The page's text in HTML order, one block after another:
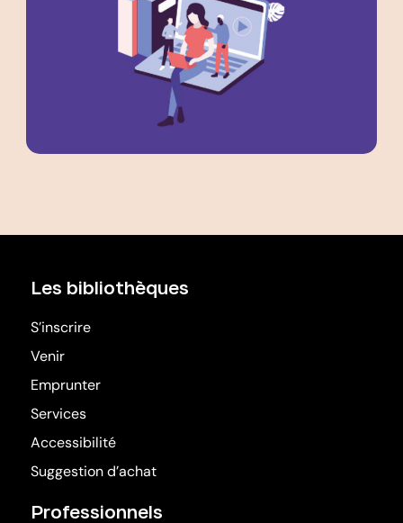
Les bibliothèques
S’inscrire
Venir
Emprunter
Services
Accessibilité
Suggestion d’achat
Professionnels